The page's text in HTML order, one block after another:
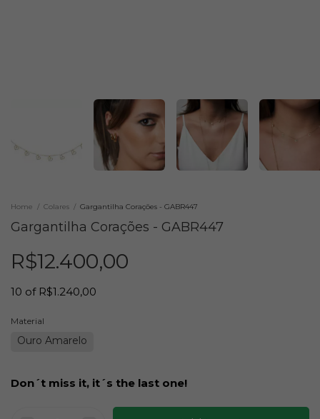
Home / Colares / Gargantilha Corações - GABR447
Gargantilha Corações - GABR447
R$12.400,00
10 of R$1.240,00
Material
Ouro Amarelo
Don´t miss it, it´s the last one!